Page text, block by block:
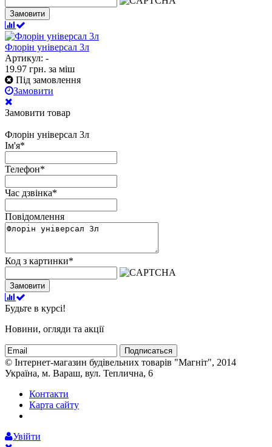
Замовити
Флорін універсал 3л
Артикул: -
19.97 грн. за міш
Під замовлення
Замовити
Замовити товар
Флорін універсал 3л
Ім'я*
Телефон*
Час дзвінка*
Повідомлення
Код з картинки*
Замовити
Будьте в курсі!
Новини, огляди та акції
Подписаться
© Інтернет-магазин будівельних товарів "Магніт", 2014
Україна, м. Вараш, вул. Теплична, 6
Контакти
Карта сайту
Увійти